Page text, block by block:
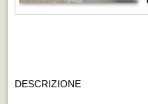
DESCRIZIONE